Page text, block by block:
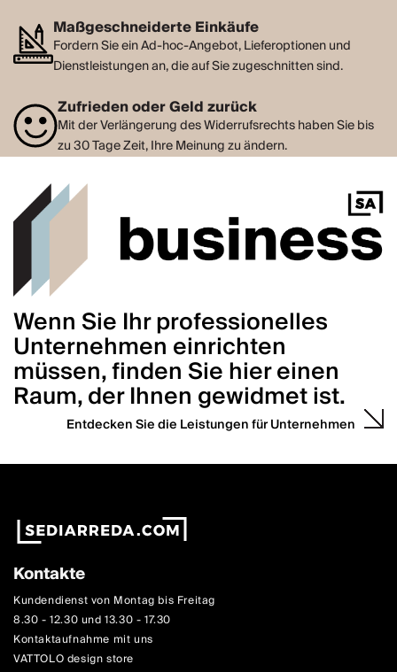
Maßgeschneiderte Einkäufe
Fordern Sie ein Ad-hoc-Angebot, Lieferoptionen und
Dienstleistungen an, die auf Sie zugeschnitten sind.
Zufrieden oder Geld zurück
Mit der Verlängerung des Widerrufsrechts haben Sie bis
zu 30 Tage Zeit, Ihre Meinung zu ändern.
Wenn Sie Ihr professionelles
Unternehmen einrichten
müssen, finden Sie hier einen
Raum, der Ihnen gewidmet ist.
Entdecken Sie die Leistungen für Unternehmen
Kontakte
Kundendienst von Montag bis Freitag
8.30 - 12.30 und 13.30 - 17.30
Kontaktaufnahme mit uns
VATTOLO design store